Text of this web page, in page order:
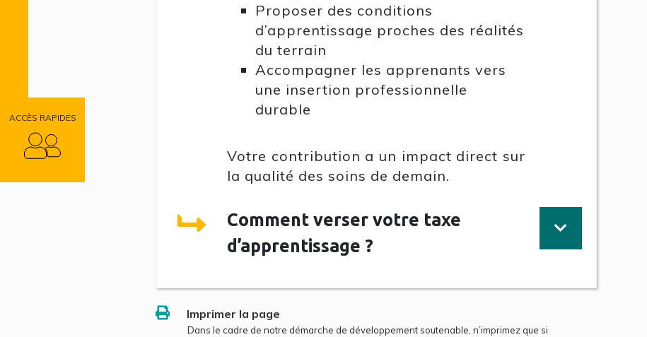
ACCÈS RAPIDES
Proposer des conditions
d’apprentissage proches des réalités
du terrain
Accompagner les apprenants vers
une insertion professionnelle
durable
Votre contribution a un impact direct sur
la qualité des soins de demain.
Comment verser votre taxe
d’apprentissage ?
Imprimer la page
Dans le cadre de notre démarche de développement soutenable, n’imprimez que si